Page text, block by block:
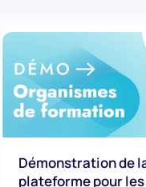
Démonstration de
plateforme pour les